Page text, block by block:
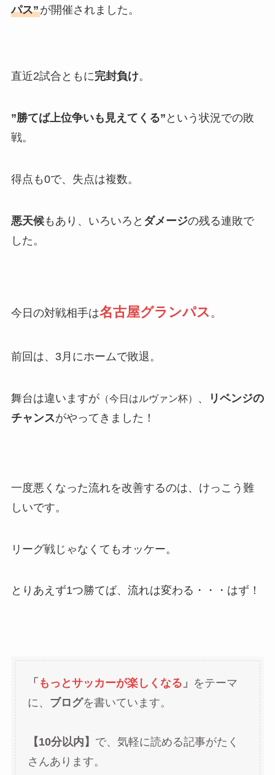
パス”が開催されました。
直近2試合ともに完封負け。
”勝てば上位争いも見えてくる” という状況での敗
戦。
得点も0で、失点は複数。
悪天候もあり、いろいろと ダメージの残る連敗で
した。
今日の対戦相手は名古屋グランパス 。
前回は、3月にホームで敗退。
舞台は違いますが（今日はルヴァン杯） 、
リベンジの
チャンスがやってきました！
一度悪くなった流れを改善するのは、けっこう難
しいです。
リーグ戦じゃなくてもオッケー。
とりあえず1つ勝てば、流れは変わる・・・はず！
「 もっとサッカーが楽しくなる 」 をテーマ
に、 ブログを書いています。
【10分以内】 で、気軽に読める記事がたく
さんあります。